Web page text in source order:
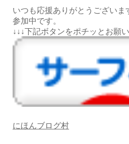
いつも応援ありがとうございま
参加中です。
↓↓↓下記ボタンをポチッとお願
にほんブログ村